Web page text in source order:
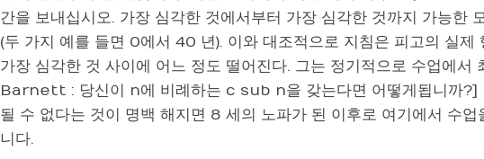
간을 보내십시오. 가장 심각한 것에서부터 가장 심각한 것까지 가능한
(두 가지 예를 들면 0에서 40 년). 이와 대조적으로 지침은 피고의 실제
가장 심각한 것 사이에 어느 정도 떨어진다. 그는 정기적으로 수업에
Barnett : 당신이 n에 비례하는 c sub n을 갖는다면 어떻게됩니까
될 수 없다는 것이 명백 해지면 8 세의 노파가 된 이후로 여기에서 수
니다.